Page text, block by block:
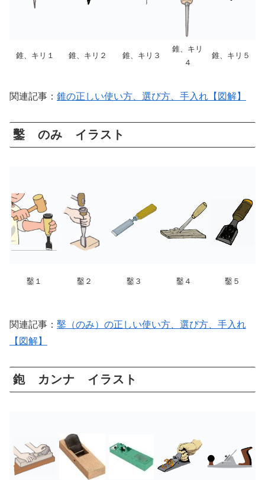
錐、キリ１ 錐、キリ２ 錐、キリ３
錐、キリ
４
錐、キリ５
関連記事： 錐の正しい使い方、選び方、手入れ【図解】
鑿 のみ イラスト
鑿１ 鑿２ 鑿３ 鑿４ 鑿５
関連記事： 鑿（のみ）の正しい使い方、選び方、手入れ
【図解】
鉋 カンナ イラスト